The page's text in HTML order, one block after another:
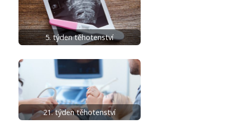
5. týden těhotenství
21. týden těhotenství